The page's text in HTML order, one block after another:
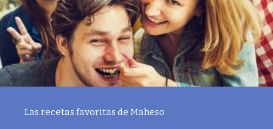
Las recetas favoritas de Maheso